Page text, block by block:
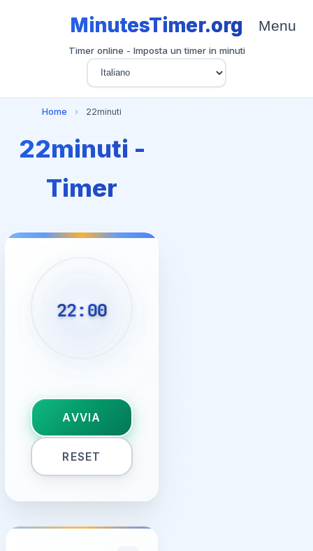
MinutesTimer.org
Timer online - Imposta un timer in minuti
Menu
Home › 22minuti
22minuti -
Timer
22:00
AVVIA
RESET